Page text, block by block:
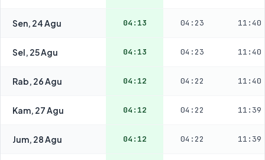
Sen, 24 Agu 04:13 04:23 11:40
Sel, 25 Agu 04:13 04:23 11:40
Rab, 26 Agu 04:12 04:22 11:40
Kam, 27 Agu 04:12 04:22 11:39
Jum, 28 Agu 04:12 04:22 11:39